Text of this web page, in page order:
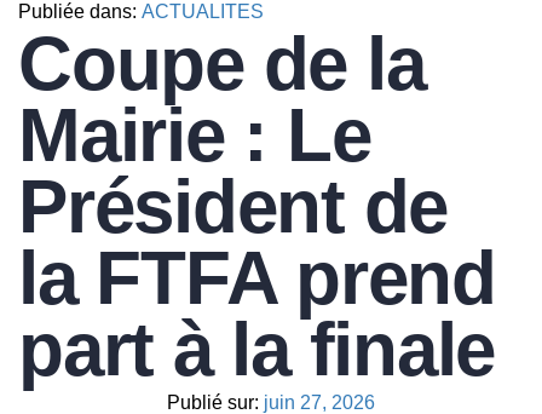
Publiée dans: ACTUALITES
Coupe de la
Mairie : Le
Président de
la FTFA prend
part à la finale
Publié sur: juin 27, 2026